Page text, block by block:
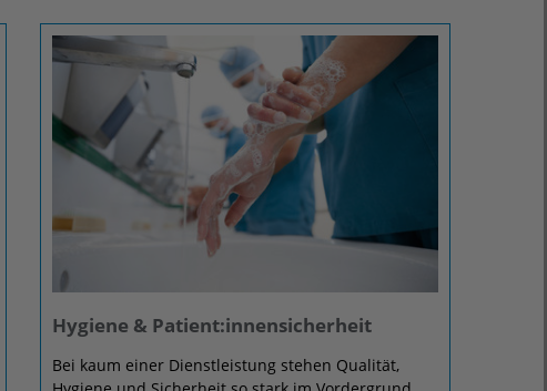
Hygiene & Patient:innensicherheit
Bei kaum einer Dienstleistung stehen Qualität,